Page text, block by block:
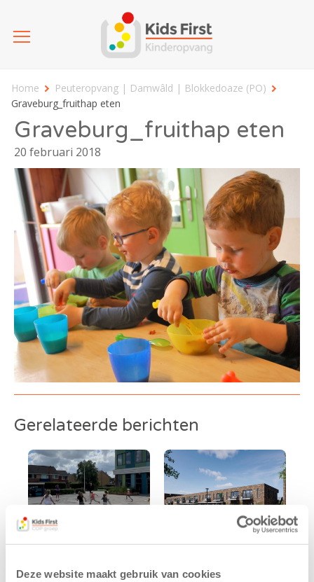
Deze website maakt gebruik van cookies
Home
Peuteropvang | Damwâld | Blokkedoaze (PO)
Graveburg_fruithap eten
Graveburg_fruithap eten
20 februari 2018
Gerelateerde berichten